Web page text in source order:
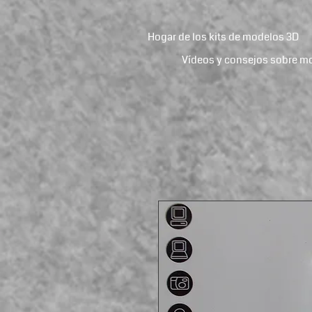
Hogar de los kits de modelos 3D
Vídeos y consejos sobre